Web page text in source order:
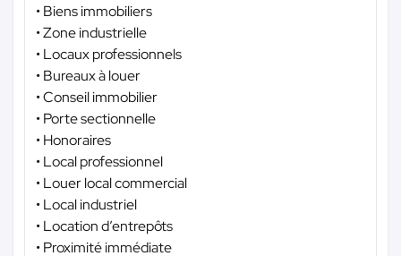
• Biens immobiliers
• Zone industrielle
• Locaux professionnels
• Bureaux à louer
• Conseil immobilier
• Porte sectionnelle
• Honoraires
• Local professionnel
• Louer local commercial
• Local industriel
• Location d’entrepôts
• Proximité immédiate